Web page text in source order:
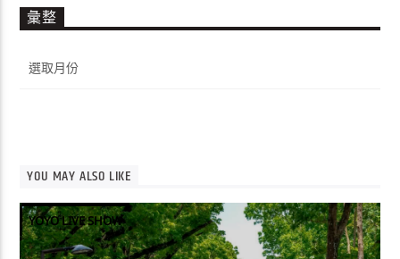
彙整
整
YOU MAY ALSO LIKE
YOYO LIVE SHOW